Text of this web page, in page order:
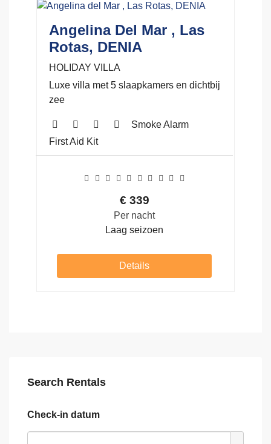
Angelina Del Mar , Las
Rotas, DENIA
HOLIDAY VILLA
Luxe villa met 5 slaapkamers en dichtbij
zee
Smoke Alarm
First Aid Kit
€ 339
Per nacht
Laag seizoen
Details
Search Rentals
Check-in datum